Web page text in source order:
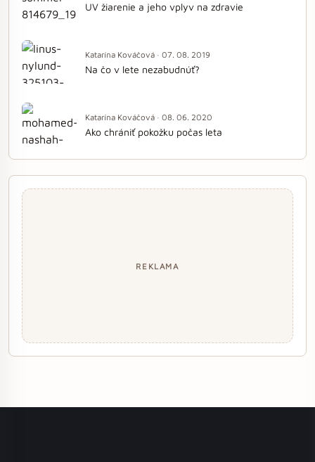
UV žiarenie a jeho vplyv na zdravie
Katarína Kováčová · 07. 08. 2019
Na čo v lete nezabudnúť?
Katarína Kováčová · 08. 06. 2020
Ako chrániť pokožku počas leta
REKLAMA